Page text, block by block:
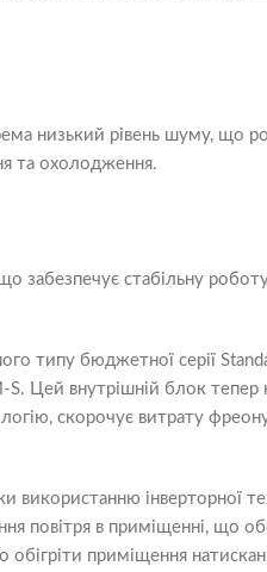
низький рівень шуму, що
та охолодження.
забезпечує стабільну
типу бюджетної серії
внутрішній блок тепер
скорочує витрату
використанню інверторної
повітря в приміщенні, що
приміщення